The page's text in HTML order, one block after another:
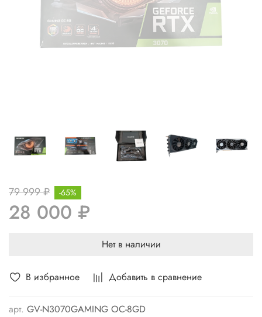
В избранное Добавить в сравнение
арт. GV-N3070GAMING OC-8GD
79 999 ₽
28 000 ₽
-65%
Нет в наличии